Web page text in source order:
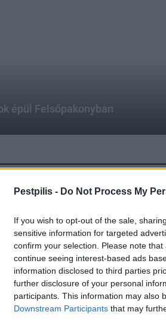
Pestpilis - Do Not Process My
If you wish to opt-out of the sale,
sensitive information for targeted
confirm your selection. Please note
continue seeing interest-based ads
information disclosed to third parties
further disclosure of your personal
participants. This information may also
Downstream Participants that may
épül Felsőpakonyban